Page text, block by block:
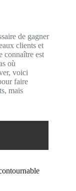
de gagner
clients et
connaître est
où
voici
faire
mais